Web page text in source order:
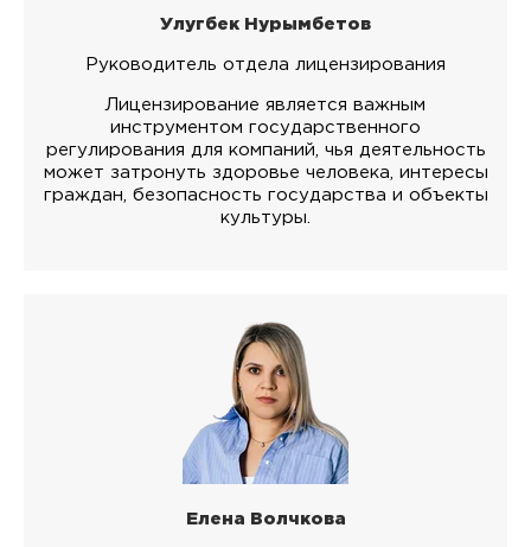
Улугбек Нурымбетов
Руководитель отдела лицензирования
Лицензирование является важным
инструментом государственного
регулирования для компаний, чья деятельность
может затронуть здоровье человека, интересы
граждан, безопасность государства и объекты
культуры.
Елена Волчкова